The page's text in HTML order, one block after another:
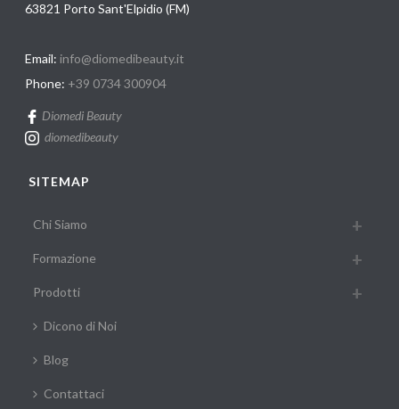
63821 Porto Sant'Elpidio (FM)
Email: info@diomedibeauty.it
Phone: +39 0734 300904
Diomedi Beauty
diomedibeauty
SITEMAP
Chi Siamo
Formazione
Prodotti
Dicono di Noi
Blog
Contattaci